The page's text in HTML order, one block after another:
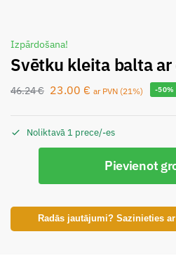
Izpārdošana!
Svētku kleita balta
46.24€ 23.00 € ar PVN (21%) -50%
Noliktavā 1 prece/-es
Pievienot
Radās jautājumi? Sazinieties